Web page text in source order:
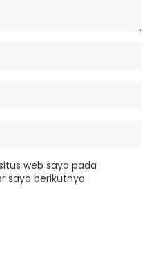
web saya pada
saya berikutnya.